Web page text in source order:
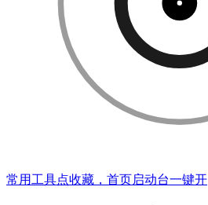
常用工具点收藏，首页启动台一键开